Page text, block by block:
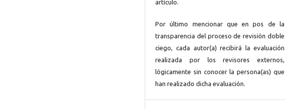
artículo.
Por último mencionar que en pos de la
transparencia del proceso de revisión doble
ciego, cada autor(a) recibirá la evaluación
realizada por los revisores externos,
lógicamente sin conocer la persona(as) que
han realizado dicha evaluación.